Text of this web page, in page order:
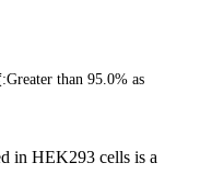
:Greater than 95.0% as
in HEK293 cells is a